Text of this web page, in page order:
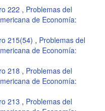
222 , Problemas del
de Economía:
215(54) , Problemas del
de Economía:
218 , Problemas del
de Economía:
213 , Problemas del